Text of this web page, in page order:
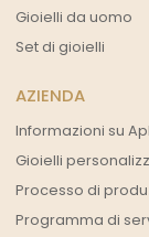
Gioielli da uomo
Set di gioielli
AZIENDA
Informazioni su
Gioielli
Processo di
Programma di